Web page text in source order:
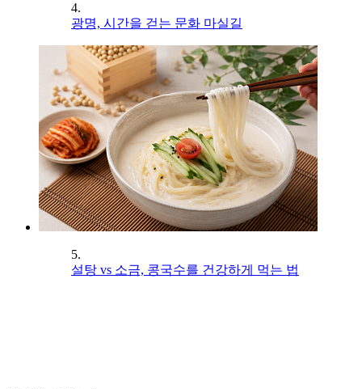
4.
광명, 시간을 걷는 문화 마실길
5.
설탕 vs 소금, 콩국수를 건강하게 먹는 법